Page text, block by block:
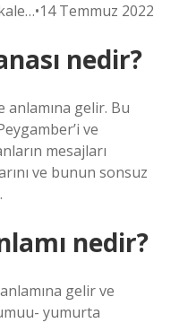
Temmuz 2022
nedir?
anlamına gelir. Bu
ve
mesajları
ve bunun sonsuz
nedir?
gelir ve
yumurta